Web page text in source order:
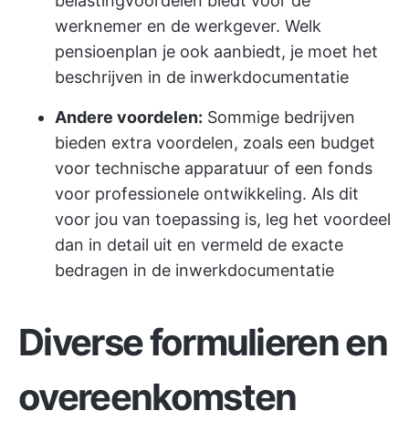
werknemer en de werkgever. Welk
pensioenplan je ook aanbiedt, je moet het
beschrijven in de inwerkdocumentatie
Andere voordelen: Sommige bedrijven
bieden extra voordelen, zoals een budget
voor technische apparatuur of een fonds
voor professionele ontwikkeling. Als dit
voor jou van toepassing is, leg het voordeel
dan in detail uit en vermeld de exacte
bedragen in de inwerkdocumentatie
Diverse formulieren en
overeenkomsten